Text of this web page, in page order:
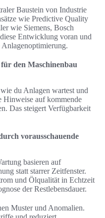
Baustein von Industrie
wie Predictive Quality
wie Siemens, Bosch
Entwicklung voran und
den Maschinenbau
du Anlagen wartest und
Hinweise auf kommende
Das steigert Verfügbarkeit
vorausschauende
basieren auf
statt starrer Zeitfenster.
und Ölqualität in Echtzeit
der Restlebensdauer.
Muster und Anomalien.